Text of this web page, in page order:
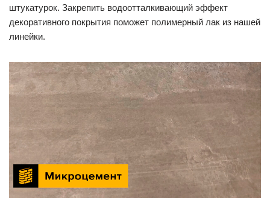
штукатурок. Закрепить водоотталкивающий эффект
декоративного покрытия поможет полимерный лак из нашей
линейки.